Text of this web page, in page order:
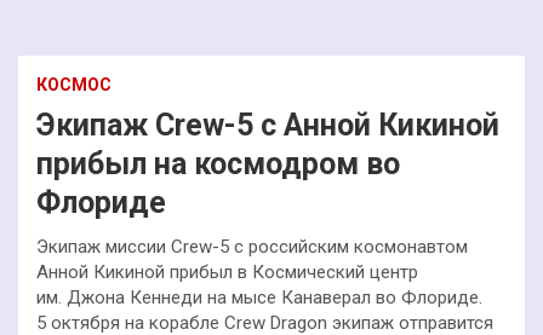
КОСМОС
Экипаж Crew-5 с Анной Кикиной
прибыл на космодром во
Флориде
Экипаж миссии Crew-5 с российским космонавтом
Анной Кикиной прибыл в Космический центр
им. Джона Кеннеди на мысе Канаверал во Флориде.
5 октября на корабле Crew Dragon экипаж отправится